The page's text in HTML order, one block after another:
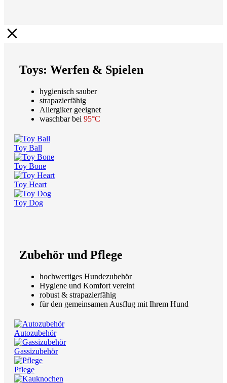
Toys: Werfen & Spielen
hygienisch sauber
strapazierfähig
Allergiker geeignet
waschbar bei 95°C
Toy Ball
Toy Bone
Toy Heart
Toy Dog
Zubehör und Pflege
hochwertiges Hundezubehör
Hygiene und Komfort vereint
robust & strapazierfähig
für den gemeinsamen Ausflug mit Ihrem Hund
Autozubehör
Gassizubehör
Pflege